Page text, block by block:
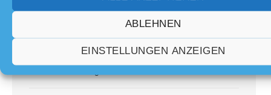
ABLEHNEN
EINSTELLUNGEN ANZEIGEN
16.7 K Beiträge 11 Online
Unser neuestes Mitglied: How to Add Sounds